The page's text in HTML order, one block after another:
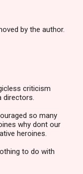
by the author.
criticism
directors.
so many
why dont our
heroines.
to do with